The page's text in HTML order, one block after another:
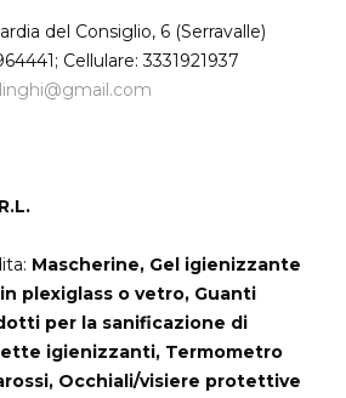
del Consiglio, 6 (Serravalle)
Cellulare: 3331921937
Mascherine, Gel igienizzante
plexiglass o vetro, Guanti
per la sanificazione di
igienizzanti, Termometro
Occhiali/visiere protettive